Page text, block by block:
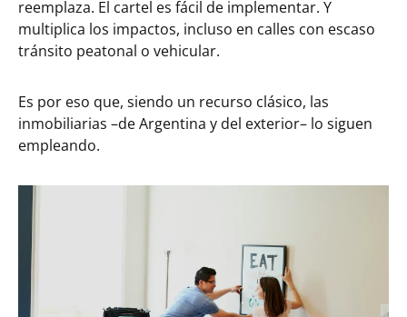
reemplaza. El cartel es fácil de implementar. Y
multiplica los impactos, incluso en calles con escaso
tránsito peatonal o vehicular.
Es por eso que, siendo un recurso clásico, las
inmobiliarias –de Argentina y del exterior– lo siguen
empleando.